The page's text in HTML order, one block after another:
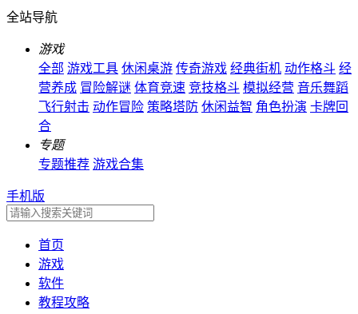
全站导航
游戏
全部 游戏工具 休闲桌游 传奇游戏 经典街机 动作格斗 经
营养成 冒险解谜 体育竞速 竞技格斗 模拟经营 音乐舞蹈
飞行射击 动作冒险 策略塔防 休闲益智 角色扮演 卡牌回
合
专题
专题推荐 游戏合集
手机版
首页
游戏
软件
教程攻略